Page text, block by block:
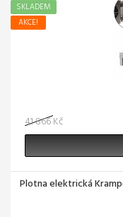
AKCE!
SKLADEM
41 866 Kč
Plotna elektrická